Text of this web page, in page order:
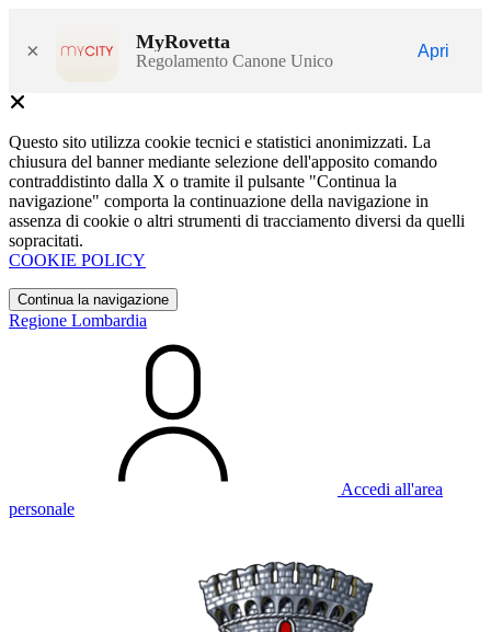
× MyRovetta
Regolamento Canone Unico
Apri
Questo sito utilizza cookie tecnici e statistici anonimizzati. La
chiusura del banner mediante selezione dell'apposito comando
contraddistinto dalla X o tramite il pulsante "Continua la
navigazione" comporta la continuazione della navigazione in
assenza di cookie o altri strumenti di tracciamento diversi da quelli
sopracitati.
COOKIE POLICY
Continua la navigazione
Regione Lombardia
Accedi all'area
personale